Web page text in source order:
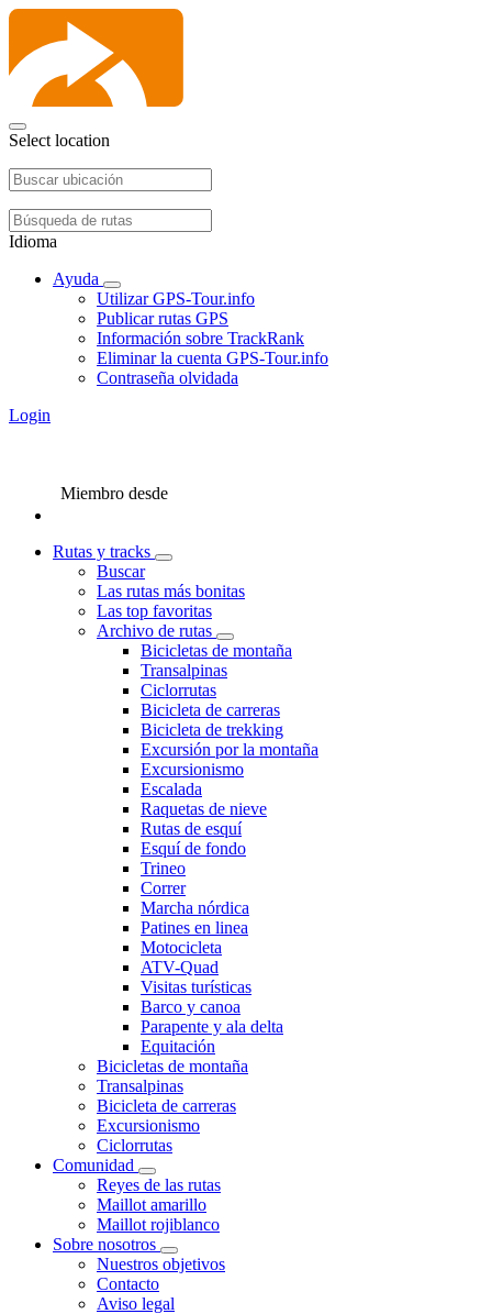
Select location
Idioma
Ayuda
Utilizar GPS-Tour.info
Publicar rutas GPS
Información sobre TrackRank
Eliminar la cuenta GPS-Tour.info
Contraseña olvidada
Login
Miembro desde
Rutas y tracks
Buscar
Las rutas más bonitas
Las top favoritas
Archivo de rutas
Bicicletas de montaña
Transalpinas
Ciclorrutas
Bicicleta de carreras
Bicicleta de trekking
Excursión por la montaña
Excursionismo
Escalada
Raquetas de nieve
Rutas de esquí
Esquí de fondo
Trineo
Correr
Marcha nórdica
Patines en linea
Motocicleta
ATV-Quad
Visitas turísticas
Barco y canoa
Parapente y ala delta
Equitación
Bicicletas de montaña
Transalpinas
Bicicleta de carreras
Excursionismo
Ciclorrutas
Comunidad
Reyes de las rutas
Maillot amarillo
Maillot rojiblanco
Sobre nosotros
Nuestros objetivos
Contacto
Aviso legal